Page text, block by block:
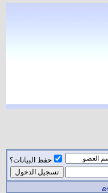
حفظ البيانات؟